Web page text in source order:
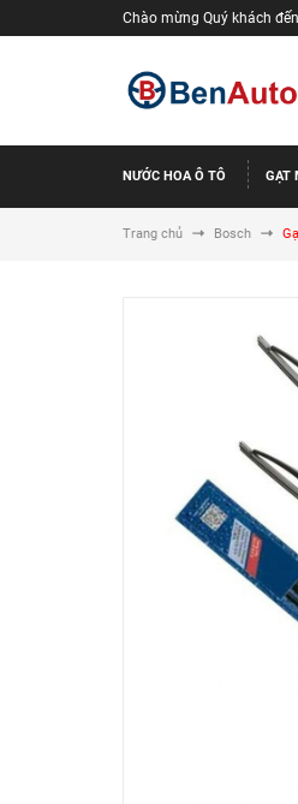
Chào mừng Quý khách
NƯỚC HOA Ô TÔ GẠT
Trang chủ Bosch